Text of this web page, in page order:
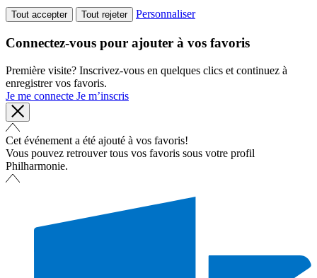
Tout accepter Tout rejeter Personnaliser
Connectez-vous pour ajouter à vos favoris
Première visite? Inscrivez-vous en quelques clics et continuez à
enregistrer vos favoris.
Je me connecte Je m’inscris
Cet événement a été ajouté à vos favoris!
Vous pouvez retrouver tous vos favoris sous votre profil
Philharmonie.